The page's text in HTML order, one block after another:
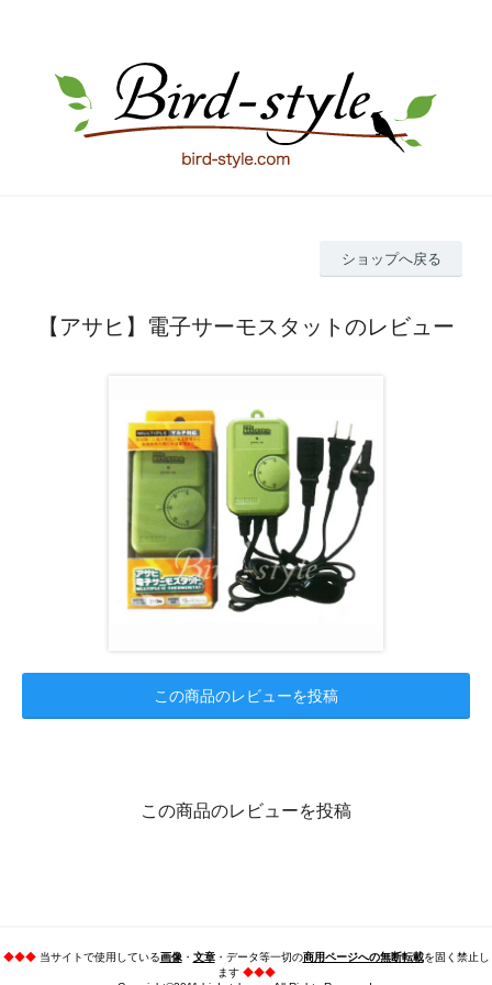
ショップへ戻る
【アサヒ】電子サーモスタットのレビュー
この商品のレビューを投稿
この商品のレビューを投稿
◆◆◆当サイトで使用している画像・ 文章・データ等一切の商用ページへの無断転載を固く禁止し
ます◆◆◆